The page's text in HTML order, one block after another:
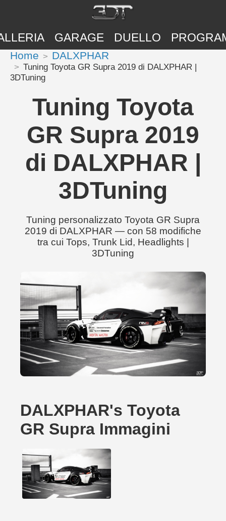
GARAGE DUELLO
Home DALXPHAR
Tuning Toyota GR Supra 2019 di DALXPHAR |
3DTuning
Tuning Toyota
GR Supra 2019
di DALXPHAR |
3DTuning
Tuning personalizzato Toyota GR Supra
2019 di DALXPHAR — con 58 modifiche
tra cui Tops, Trunk Lid, Headlights |
3DTuning
DALXPHAR's Toyota
GR Supra Immagini